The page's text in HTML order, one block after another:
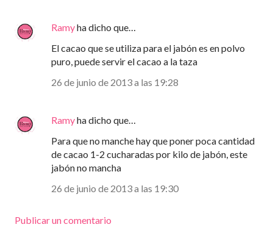
Ramyha dicho que…
El cacao que se utiliza para el jabón es en polvo
puro, puede servir el cacao a la taza
26 de junio de 2013 a las 19:28
Ramyha dicho que…
Para que no manche hay que poner poca cantidad
de cacao 1-2 cucharadas por kilo de jabón, este
jabón no mancha
26 de junio de 2013 a las 19:30
Publicar un comentario